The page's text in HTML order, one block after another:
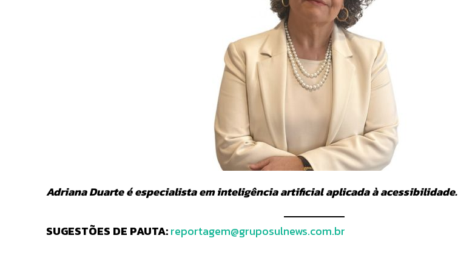
Adriana Duarte é especialista em inteligência artificial aplicada à acessibilidade.
SUGESTÕES DE PAUTA:reportagem@gruposulnews.com.br